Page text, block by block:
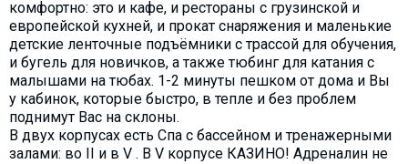
комфортно: это и кафе, и рестораны с грузинской и
европейской кухней, и прокат снаряжения и маленькие
детские ленточные подъёмники с трассой для обучения,
и бугель для новичков, а также тюбинг для катания с
малышами на тюбах. 1-2 минуты пешком от дома и Вы
у кабинок, которые быстро, в тепле и без проблем
поднимут Вас на склоны.
В двух корпусах есть Спа с бассейном и тренажерными
залами: во II и в V . В V корпусе КАЗИНО! Адреналин не
Мобильная связь
Галерея
Отчеты
Безопасность